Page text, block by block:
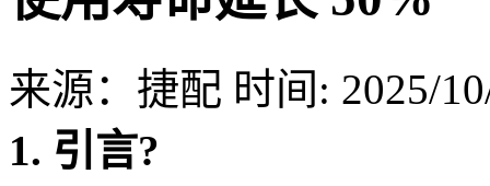
来源：捷配 时间: 2025/
1. 引言?